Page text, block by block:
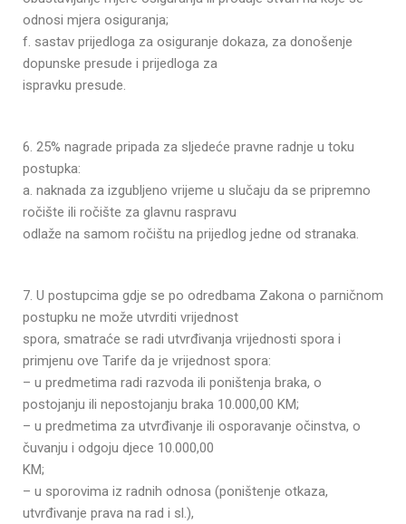
odnosi mjera osiguranja;
f. sastav prijedloga za osiguranje dokaza, za donošenje
dopunske presude i prijedloga za
ispravku presude.
6. 25% nagrade pripada za sljedeće pravne radnje u toku
postupka:
a. naknada za izgubljeno vrijeme u slučaju da se pripremno
ročište ili ročište za glavnu raspravu
odlaže na samom ročištu na prijedlog jedne od stranaka.
7. U postupcima gdje se po odredbama Zakona o parničnom
postupku ne može utvrditi vrijednost
spora, smatraće se radi utvrđivanja vrijednosti spora i
primjenu ove Tarife da je vrijednost spora:
– u predmetima radi razvoda ili poništenja braka, o
postojanju ili nepostojanju braka 10.000,00 KM;
– u predmetima za utvrđivanje ili osporavanje očinstva, o
čuvanju i odgoju djece 10.000,00
KM;
– u sporovima iz radnih odnosa (poništenje otkaza,
utvrđivanje prava na rad i sl.),